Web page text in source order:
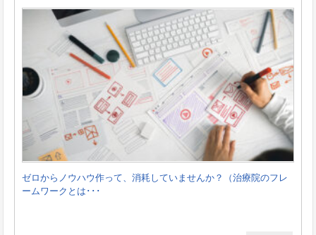
ゼロからノウハウ作って、消耗していませんか？（治療院のフレ
ームワークとは･･･